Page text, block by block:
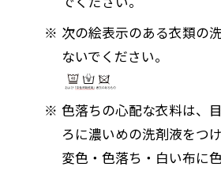
次の絵表示のある衣類の
ないでください。
色落ちの心配な衣料は、
ろに濃いめの洗剤液をつ
変色・色落ち・白い布に